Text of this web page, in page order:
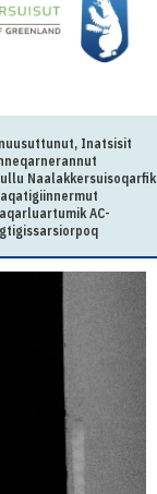
Inatsisit
Naalakkersuisoqarfik
AC-